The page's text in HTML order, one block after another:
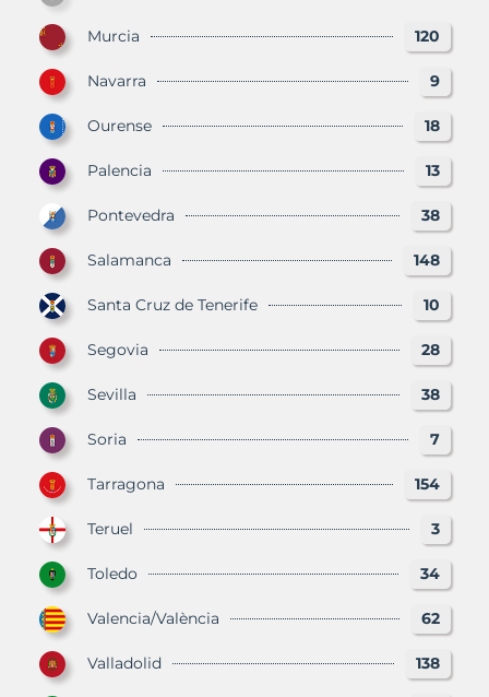
Murcia 120
Navarra 9
Ourense 18
Palencia 13
Pontevedra 38
Salamanca 148
Santa Cruz de Tenerife 10
Segovia 28
Sevilla 38
Soria 7
Tarragona 154
Teruel 3
Toledo 34
Valencia/València 62
Valladolid 138